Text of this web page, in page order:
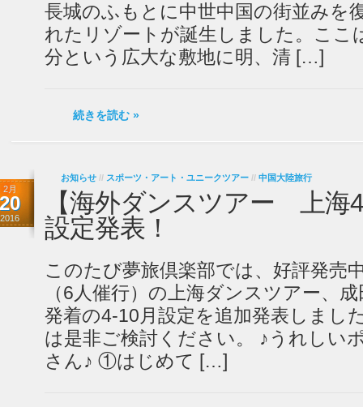
長城のふもとに中世中国の街並みを
れたリゾートが誕生しました。ここ
分という広大な敷地に明、清 […]
続きを読む »
2月
20
2016
お知らせ // スポーツ・アート・ユニークツアー // 中国大陸旅行
【海外ダンスツアー 上海
設定発表！
このたび夢旅倶楽部では、好評発売
（6人催行）の上海ダンスツアー、
発着の4-10月設定を追加発表しまし
は是非ご検討ください。 ♪うれしい
さん♪ ①はじめて […]